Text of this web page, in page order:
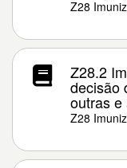
Z28
Z28.2
decisão
outras e
Z28